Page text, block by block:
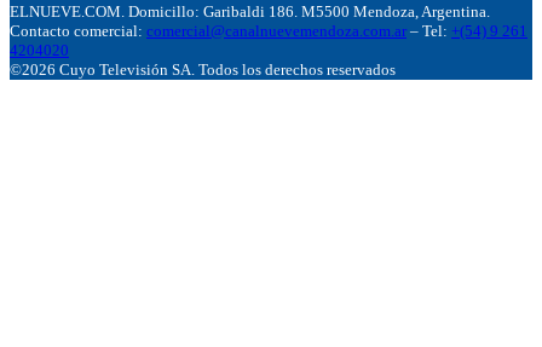
ELNUEVE.COM. Domicillo: Garibaldi 186. M5500 Mendoza, Argentina.
Contacto comercial: comercial@canalnuevemendoza.com.ar – Tel: +(54) 9 261
4204020
©2026 Cuyo Televisión SA. Todos los derechos reservados